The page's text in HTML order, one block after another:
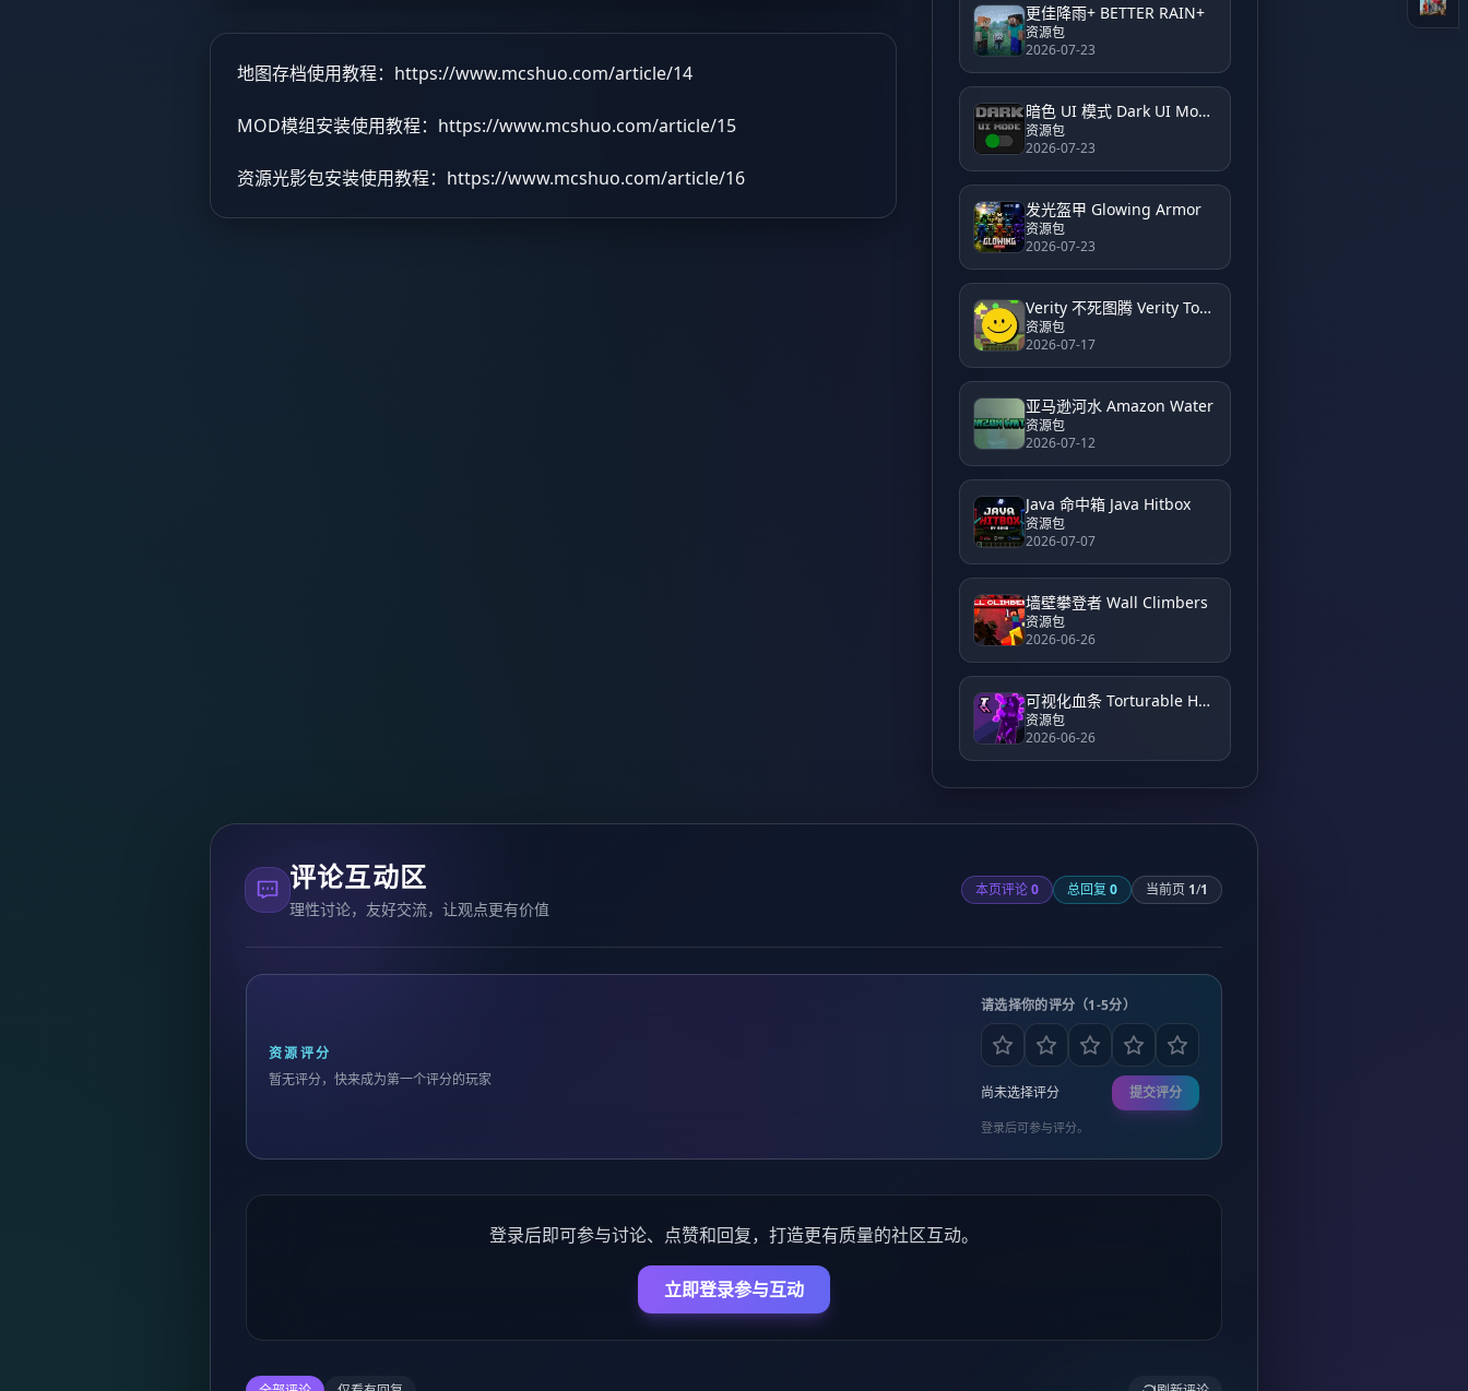
地图存档使用教程： https://www.mcshuo.com/article/14
MOD模组安装使用教程： https://www.mcshuo.com/article/15
资源光影包安装使用教程： https://www.mcshuo.com/article/16
更佳降雨+ BETTER RAIN+
资源包
2026-07-23
暗色 UI 模式 Dark UI Mode
资源包
2026-07-23
发光盔甲 Glowing Armor
资源包
2026-07-23
Verity 不死图腾 Verity Totem
资源包
2026-07-17
亚马逊河水 Amazon Water
资源包
2026-07-12
Java 命中箱 Java Hitbox
资源包
2026-07-07
墙壁攀登者 Wall Climbers
资源包
2026-06-26
可视化血条 Torturable Healthbars
资源包
2026-06-26
评论互动区
理性讨论，友好交流，让观点更有价值
本页评论0 总回复 0 当前页 1/1
资源评分
暂无评分，快来成为第一个评分的玩家
请选择你的评分（1-5分）
尚未选择评分 提交评分
登录后可参与评分。
登录后即可参与讨论、点赞和回复，打造更有质量的社区互动。
立即登录参与互动